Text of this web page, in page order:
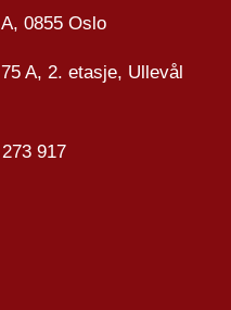
0855 Oslo
A, 2. etasje, Ullevål
917